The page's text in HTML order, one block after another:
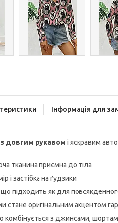
Інформація для
довгим рукавом і яскравим
тканина приємна до тіла
і застібка на ґудзики
що підходить як для
стане оригінальним акцентом
комбінується з джинсами,